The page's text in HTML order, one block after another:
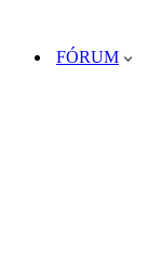
FÓRUM